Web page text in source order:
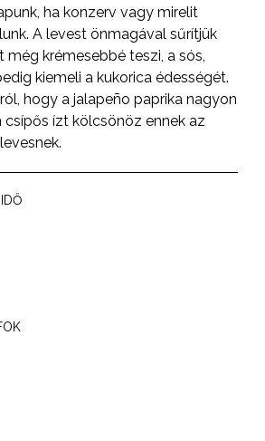
ha konzerv vagy mirelit
A levest önmagával sűrítjük
még krémesebbé teszi, a sós,
kiemeli a kukorica édességét.
hogy a jalapeño paprika nagyon
csípős ízt kölcsönöz ennek az